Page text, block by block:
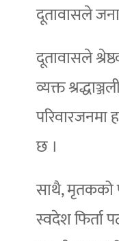
दूतावासले
दूतावासले
व्यक्त
परिवारजनमा
छ ।
साथै, मृतकको
स्वदेश फिर्ता